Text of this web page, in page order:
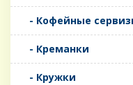
- Кофейные
- Креманки
- Кружки